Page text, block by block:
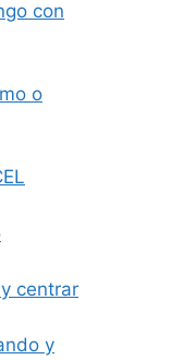
con
o
centrar
y